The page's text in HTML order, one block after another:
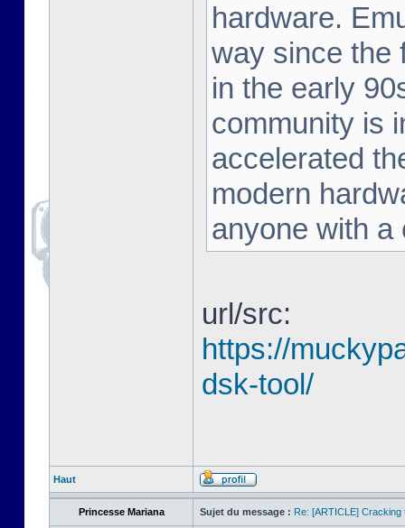
hardware.
way since the
in the early
community is
accelerated
modern
anyone with a
url/src:
https://
dsk-tool/
Haut
Princesse Mariana Sujet du message : Re: [ARTICLE] Cracking